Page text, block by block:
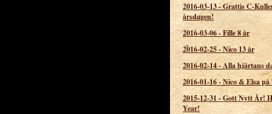
2016-03-13-Grattis C-
årsdagen!
2016-03-06-Fille 8 år
2016-02-25-Nico 13 år
2016-02-14-Alla hjärtans
2016-01-16-Nico & Elsa på
2015-12-31-Gott Nytt År!
Year!